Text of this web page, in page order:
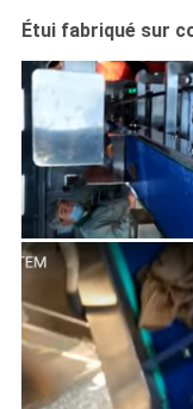
Étui fabriqué sur